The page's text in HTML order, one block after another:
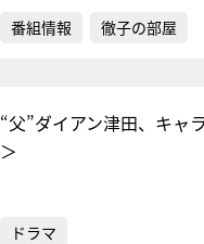
番組情報 徹子の部屋
“父”ダイアン津田、キャ
＞
ドラマ